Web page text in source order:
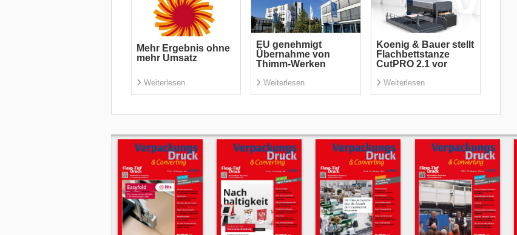
Mehr Ergebnis ohne
mehr Umsatz
Weiterlesen
EU genehmigt
Übernahme von
Thimm-Werken
Weiterlesen
Koenig & Bauer stellt
Flachbettstanze
CutPRO 2.1 vor
Weiterlesen